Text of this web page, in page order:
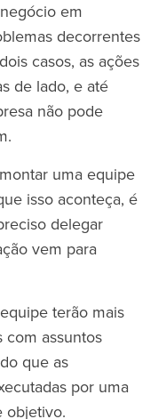
em
decorrentes
casos, as ações
de lado, e até
não pode
uma equipe
isso aconteça, é
delegar
vem para
terão mais
com assuntos
que as
por uma
objetivo.